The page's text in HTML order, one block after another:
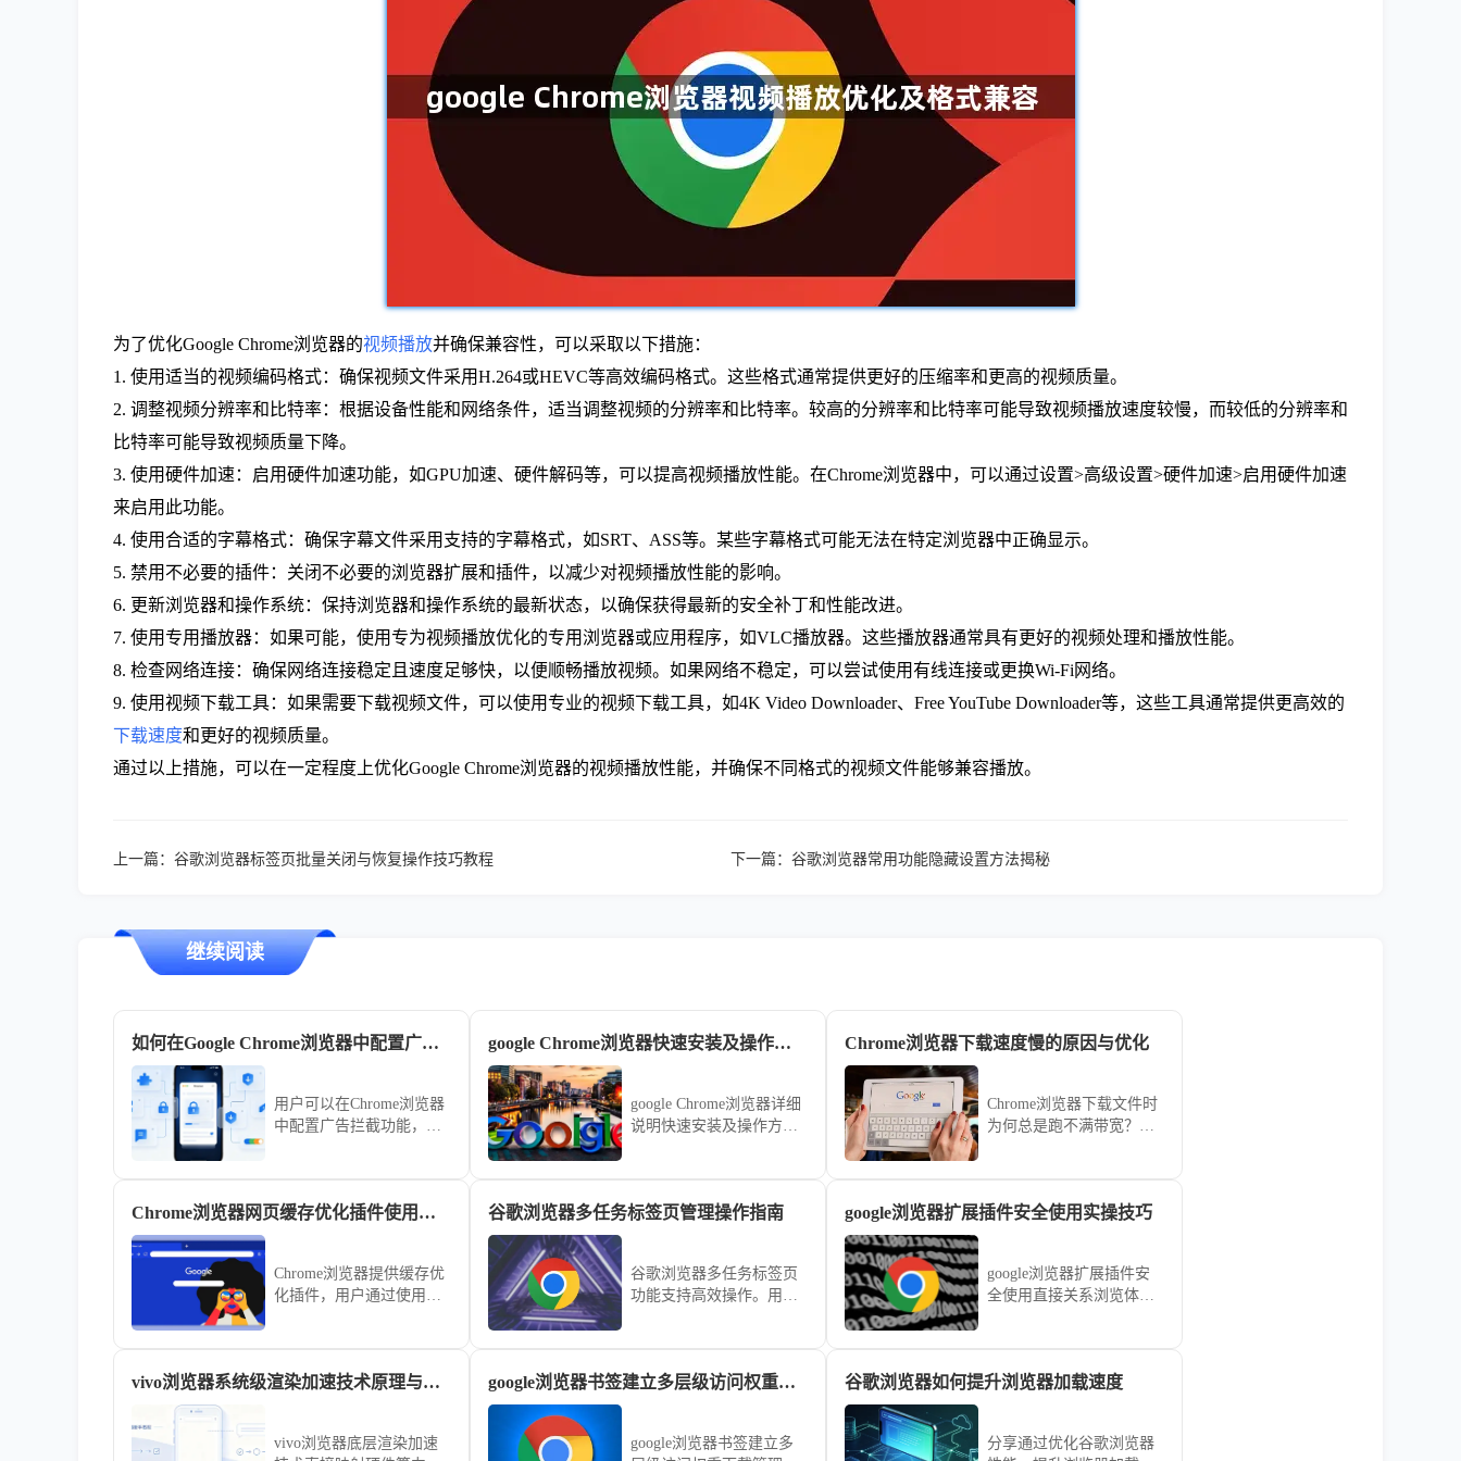
为了优化Google Chrome浏览器的视频播放并确保兼容性，可以采取以下措施：
1. 使用适当的视频编码格式：确保视频文件采用H.264或HEVC等高效编码格式。这些格式通常提供更好的压缩率和更高的视频质量。
2. 调整视频分辨率和比特率：根据设备性能和网络条件，适当调整视频的分辨率和比特率。较高的分辨率和比特率可能导致视频播放速度较慢，而较低的分辨率和
比特率可能导致视频质量下降。
3. 使用硬件加速：启用硬件加速功能，如GPU加速、硬件解码等，可以提高视频播放性能。在Chrome浏览器中，可以通过设置>高级设置>硬件加速>启用硬件加速
来启用此功能。
4. 使用合适的字幕格式：确保字幕文件采用支持的字幕格式，如SRT、ASS等。某些字幕格式可能无法在特定浏览器中正确显示。
5. 禁用不必要的插件：关闭不必要的浏览器扩展和插件，以减少对视频播放性能的影响。
6. 更新浏览器和操作系统：保持浏览器和操作系统的最新状态，以确保获得最新的安全补丁和性能改进。
7. 使用专用播放器：如果可能，使用专为视频播放优化的专用浏览器或应用程序，如VLC播放器。这些播放器通常具有更好的视频处理和播放性能。
8. 检查网络连接：确保网络连接稳定且速度足够快，以便顺畅播放视频。如果网络不稳定，可以尝试使用有线连接或更换Wi-Fi网络。
9. 使用视频下载工具：如果需要下载视频文件，可以使用专业的视频下载工具，如4K Video Downloader、Free YouTube Downloader等，这些工具通常提供更高效的
下载速度和更好的视频质量。
通过以上措施，可以在一定程度上优化Google Chrome浏览器的视频播放性能，并确保不同格式的视频文件能够兼容播放。
上一篇： 谷歌浏览器标签页批量关闭与恢复操作技巧教程 下一篇： 谷歌浏览器常用功能隐藏设置方法揭秘
继续阅读
如何在Google Chrome浏览器中配置广告拦截
用户可以在Chrome浏览器
中配置广告拦截功能，有
google Chrome浏览器快速安装及操作方法流程
google Chrome浏览器详细
说明快速安装及操作方法
Chrome浏览器下载速度慢的原因与优化
Chrome浏览器下载文件时
为何总是跑不满带宽？本
素。分享了开启并行下载
通过简单的参数微调，大
幅缩短大型软件与素材的
Chrome浏览器网页缓存优化插件使用经验教程
Chrome浏览器提供缓存优
化插件，用户通过使用经
畅高效的网页浏览体验。
谷歌浏览器多任务标签页管理操作指南
谷歌浏览器多任务标签页
功能支持高效操作。用户
google浏览器扩展插件安全使用实操技巧
google浏览器扩展插件安
全使用直接关系浏览体
全高效使用插件。
vivo浏览器系统级渲染加速技术原理与效果评测
vivo浏览器底层渲染加速
google浏览器书签建立多层级访问权重下载管理模型实施方案
google浏览器书签建立多
谷歌浏览器如何提升浏览器加载速度
分享通过优化谷歌浏览器